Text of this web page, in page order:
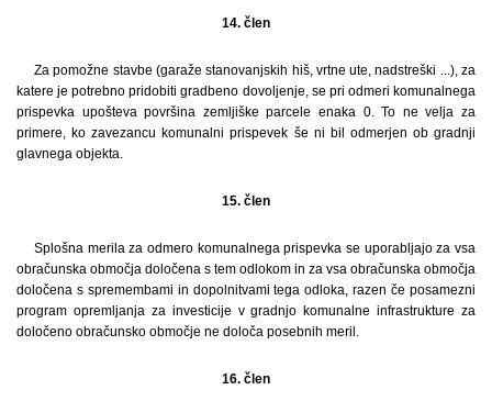
14. člen
Za pomožne stavbe (garaže stanovanjskih hiš, vrtne ute, nadstreški ...), za
katere je potrebno pridobiti gradbeno dovoljenje, se pri odmeri komunalnega
prispevka upošteva površina zemljiške parcele enaka 0. To ne velja za
primere, ko zavezancu komunalni prispevek še ni bil odmerjen ob gradnji
glavnega objekta.
15. člen
Splošna merila za odmero komunalnega prispevka se uporabljajo za vsa
obračunska območja določena s tem odlokom in za vsa obračunska območja
določena s spremembami in dopolnitvami tega odloka, razen če posamezni
program opremljanja za investicije v gradnjo komunalne infrastrukture za
določeno obračunsko območje ne določa posebnih meril.
16. člen